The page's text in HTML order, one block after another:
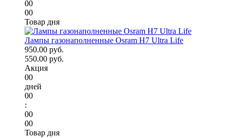
00
00
Товар дня
Лампы газонаполненные Osram H7 Ultra Life
950.00 руб.
550.00 руб.
Акция
00
дней
00
:
00
00
Товар дня